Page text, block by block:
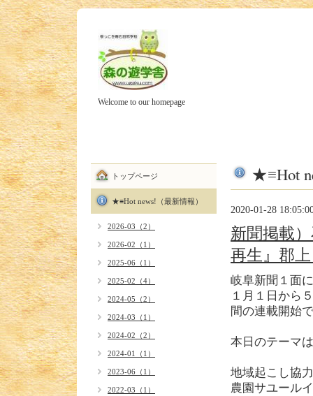
Welcome to our homepage
★≡Hot
2020-01-28
新聞掲載
再生』郡
岐阜新聞１面
１月１日から
間の連載開始
本日のテーマ
地域起こし協
農園サユール
トップページ
★≡Hot news!（最新情報）
2026-03（2）
2026-02（1）
2025-06（1）
2025-02（4）
2024-05（2）
2024-03（1）
2024-02（2）
2024-01（1）
2023-06（1）
2022-03（1）